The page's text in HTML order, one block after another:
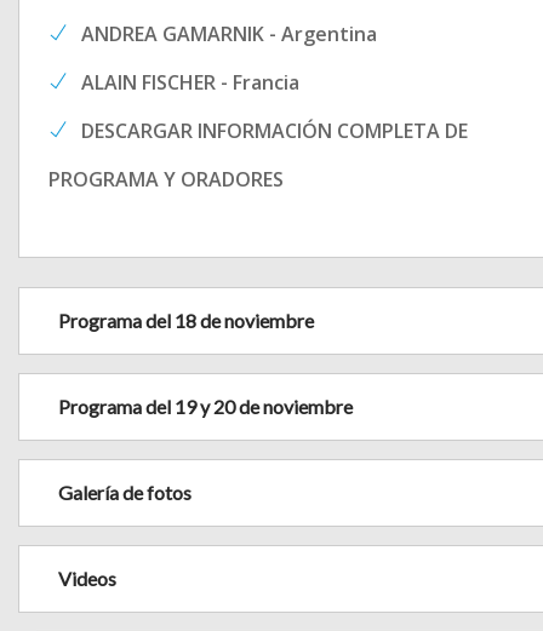
ANDREA GAMARNIK - Argentina
ALAIN FISCHER - Francia
DESCARGAR INFORMACIÓN COMPLETA DE
PROGRAMA Y ORADORES
Programa del 18 de noviembre
Programa del 19 y 20 de noviembre
Galería de fotos
Videos